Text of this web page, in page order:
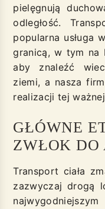
pielęgnują
odległość.
popularna usługa
granicą, w tym na
aby znaleźć
ziemi, a nasza
realizacji tej
GŁÓWNE
ZWŁOK DO
Transport ciała
zazwyczaj drogą